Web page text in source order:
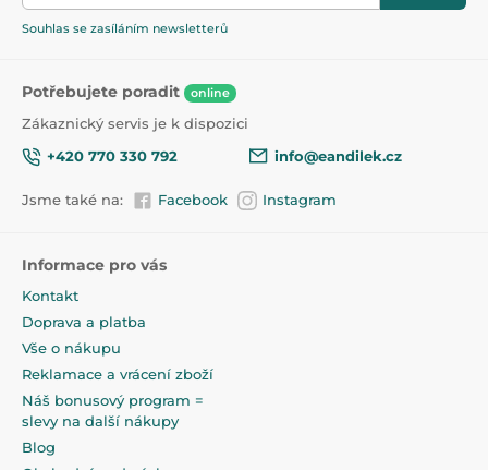
Speciální přísavka zabraňuje náhodnému převrhnutí
nebo pádu talíře ze stolu.
potravinářského silikonu.
Povzbuzuje k samostatnému stravování a napomáhá
rozvoji jemné motoriky.
Neobsahuje BPA.
Souhlas se zasíláním newsletterů
Potřebujete poradit online
Zákaznický servis je k dispozici
+420 770 330 792
info@eandilek.cz
Jsme také na: Facebook Instagram
Informace pro vás
Kontakt
Doprava a platba
Vše o nákupu
Reklamace a vrácení zboží
Náš bonusový program =
slevy na další nákupy
Blog